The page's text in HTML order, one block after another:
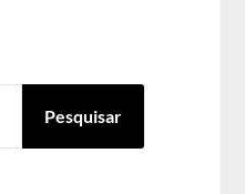
Pesquisar